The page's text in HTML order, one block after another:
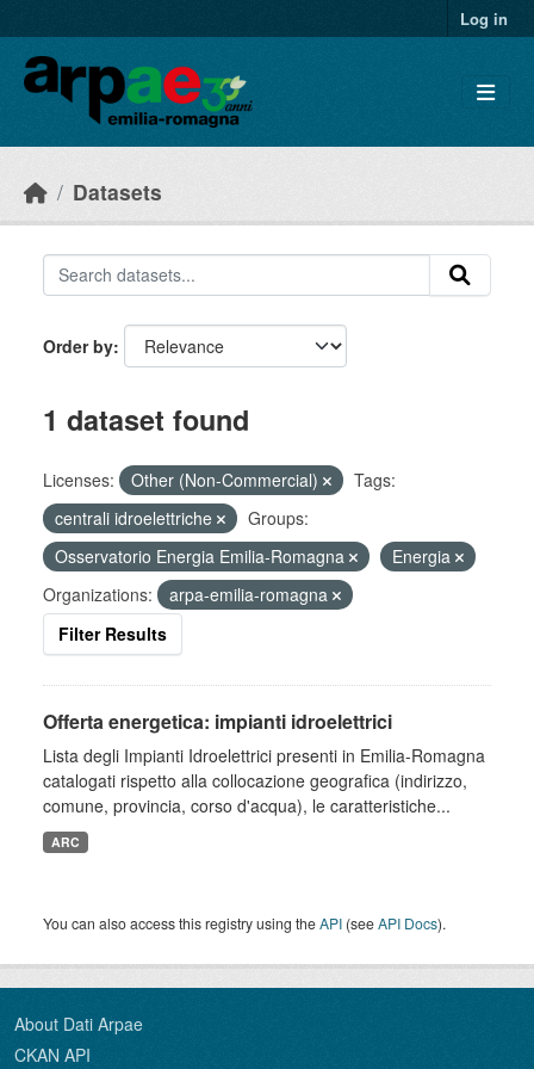
Log in
Datasets
Order by
1 dataset found
Licenses: Other (Non-Commercial)
Tags:
centrali idroelettriche
Groups:
Osservatorio Energia Emilia-Romagna
Energia
Organizations:
arpa-emilia-romagna
Filter Results
Offerta energetica: impianti idroelettrici
Lista degli Impianti Idroelettrici presenti in Emilia-Romagna
catalogati rispetto alla collocazione geografica (indirizzo,
comune, provincia, corso d'acqua), le caratteristiche...
ARC
You can also access this registry using theAPI (seeAPI Docs).
About Dati Arpae
CKAN API